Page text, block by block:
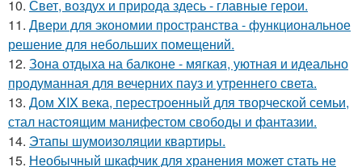
10. Свет, воздух и природа здесь - главные герои.
11. Двери для экономии пространства - функциональное
решение для небольших помещений.
12. Зона отдыха на балконе - мягкая, уютная и идеально
продуманная для вечерних пауз и утреннего света.
13. Дом XIX века, перестроенный для творческой семьи,
стал настоящим манифестом свободы и фантазии.
14. Этапы шумоизоляции квартиры.
15. Необычный шкафчик для хранения может стать не